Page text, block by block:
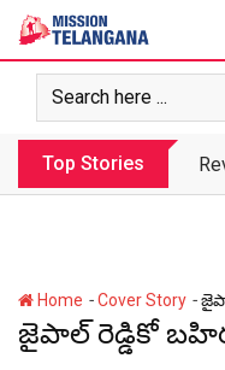
Skip
content
Top Stories
Home -Cover Story -
జైపాల్ రెడ్డికో